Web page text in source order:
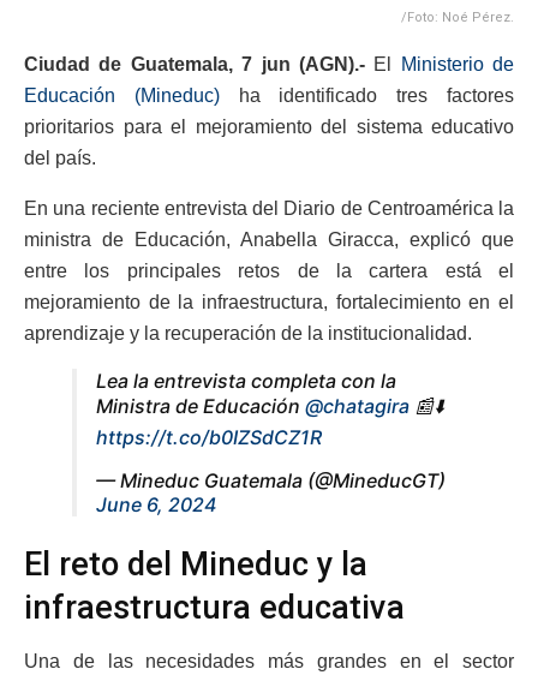
/Foto: Noé Pérez.
Ciudad de Guatemala, 7 jun (AGN).-El
Ministerio de
Educación (Mineduc)ha identificado tres factores
prioritarios para el mejoramiento del sistema educativo
del país.
En una reciente entrevista del Diario de Centroamérica la
ministra de Educación, Anabella Giracca, explicó que
entre los principales retos de la cartera está el
mejoramiento de la infraestructura, fortalecimiento en el
aprendizaje y la recuperación de la institucionalidad.
Lea la entrevista completa con la
Ministra de Educación @chatagira 📰⬇️
https://t.co/b0IZSdCZ1R
— Mineduc Guatemala (@MineducGT)
June 6, 2024
El reto del Mineduc y la
infraestructura educativa
Una de las necesidades más grandes en el sector